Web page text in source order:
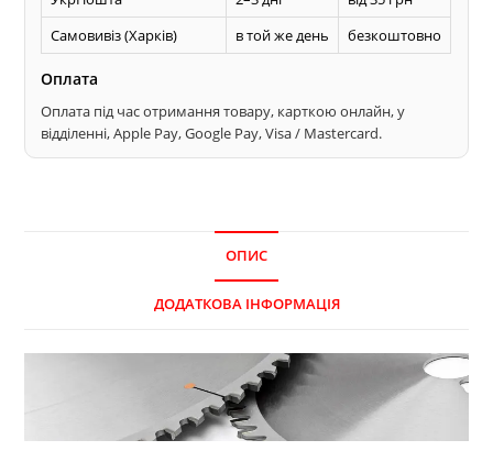
Самовивіз (Харків)
в той же день безкоштовно
Оплата
Оплата під час отримання товару, карткою онлайн, у
відділенні, Apple Pay, Google Pay, Visa / Mastercard.
ОПИС
ДОДАТКОВА ІНФОРМАЦІЯ